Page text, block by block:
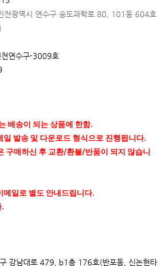
천광역시 연수구 송도과학로 80, 101동 604호
연수구-3009호
배송이 되는 상품에 한함.
발송 및 다운로드 형식으로 진행됩니다.
구매하신 후 교환/환불/반품이 되지 않습니
일로 별도 안내드립니다.
.
강남대로 479, b1층 176호(반포동, 신논현타